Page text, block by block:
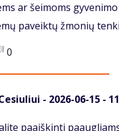
ar šeimoms
paveiktų žmonių
0
- 2026-06-15 -
paaiškinti